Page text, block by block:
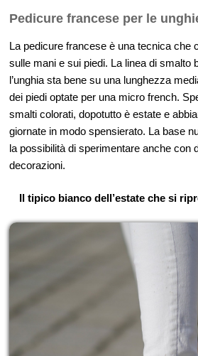
Pedicure francese per le
La pedicure francese è una tecnica che
sulle mani e sui piedi. La linea di smalto
l’unghia sta bene su una lunghezza
dei piedi optate per una micro french.
smalti colorati, dopotutto è estate e
giornate in modo spensierato. La base
la possibilità di sperimentare anche con
decorazioni.
Il tipico bianco dell’estate che si